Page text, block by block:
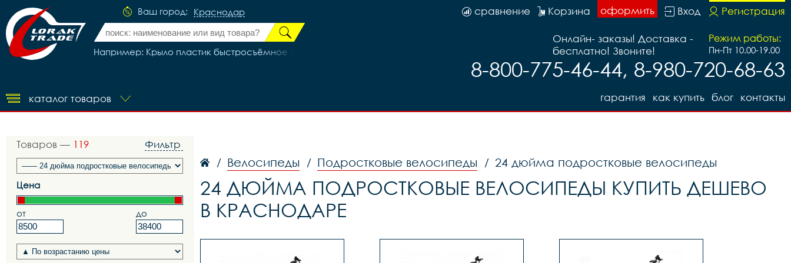
Ваш город: Краснодар
Например: Крыло пластик быстросъёмное 3112615-30, код 90145
Регистрация
Вход
оформить
Корзина
сравнение
Режим работы:
Пн-Пт 10.00-19.00
Онлайн- заказы! Доставка -
бесплатно! Звоните!
8-800-775-46-44, 8-980-720-68-63
каталог товаров контакты
блог
как купить
гарантия
Товаров — 119 Фильтр
Цена
от до
/ Велосипеды / Подростковые велосипеды / 24 дюйма подростковые велосипеды
24 ДЮЙМА ПОДРОСТКОВЫЕ ВЕЛОСИПЕДЫ КУПИТЬ ДЕШЕВО
В КРАСНОДАРЕ